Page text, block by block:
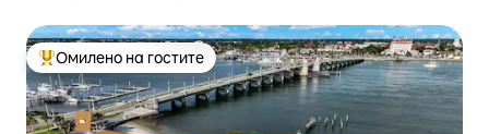
Меѓу најуспешните „Омилени на гостите“
Омилено на гостите